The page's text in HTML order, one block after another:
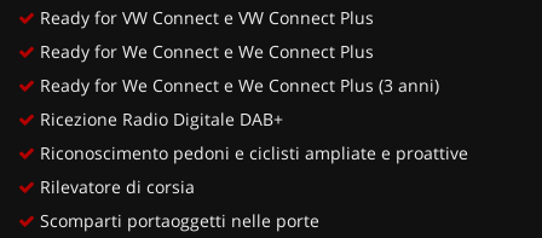
Ready for VW Connect e VW Connect Plus
Ready for We Connect e We Connect Plus
Ready for We Connect e We Connect Plus (3 anni)
Ricezione Radio Digitale DAB+
Riconoscimento pedoni e ciclisti ampliate e proattive
Rilevatore di corsia
Scomparti portaoggetti nelle porte